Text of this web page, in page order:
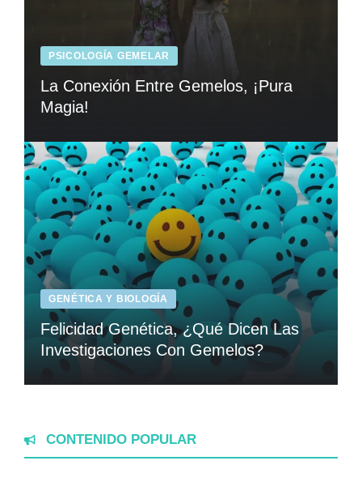
PSICOLOGÍA GEMELAR
La Conexión Entre Gemelos, ¡Pura
Magia!
GENÉTICA Y BIOLOGÍA
Felicidad Genética, ¿Qué Dicen Las
Investigaciones Con Gemelos?
CONTENIDO POPULAR